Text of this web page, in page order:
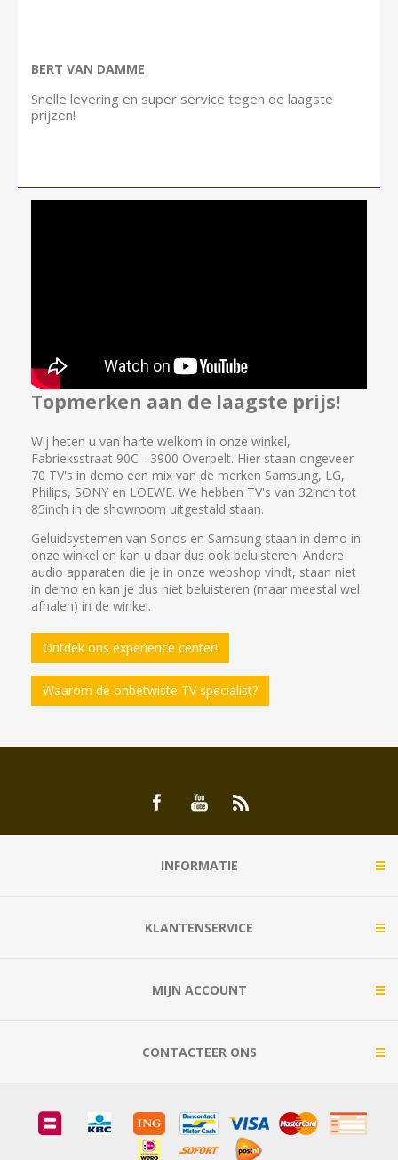
BERT VAN DAMME
Snelle levering en super service tegen de laagste
prijzen!
Topmerken aan de laagste prijs!
Wij heten u van harte welkom in onze winkel,
Fabrieksstraat 90C - 3900 Overpelt. Hier staan ongeveer
70 TV's in demo een mix van de merken Samsung, LG,
Philips, SONY en LOEWE. We hebben TV's van 32inch tot
85inch in de showroom uitgestald staan.
Geluidsystemen van Sonos en Samsung staan in demo in
onze winkel en kan u daar dus ook beluisteren. Andere
audio apparaten die je in onze webshop vindt, staan niet
in demo en kan je dus niet beluisteren (maar meestal wel
afhalen) in de winkel.
Ontdek ons experience center!
Waarom de onbetwiste TV specialist?
INFORMATIE
KLANTENSERVICE
MIJN ACCOUNT
CONTACTEER ONS